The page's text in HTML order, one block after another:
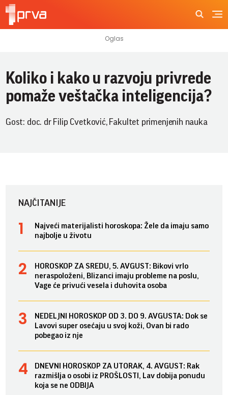
Koliko i kako u razvoju privrede
pomaže veštačka inteligencija?
Gost: doc. dr Filip Cvetković, Fakultet primenjenih nauka
NAJČITANIJE
Najveći materijalisti horoskopa: Žele da imaju samo
najbolje u životu
HOROSKOP ZA SREDU, 5. AVGUST: Bikovi vrlo
neraspoloženi, Blizanci imaju probleme na poslu,
Vage će privući vesela i duhovita osoba
NEDELJNI HOROSKOP OD 3. DO 9. AVGUSTA: Dok se
Lavovi super osećaju u svoj koži, Ovan bi rado
pobegao iz nje
DNEVNI HOROSKOP ZA UTORAK, 4. AVGUST: Rak
razmišlja o osobi iz PROŠLOSTI, Lav dobija ponudu
koja se ne ODBIJA